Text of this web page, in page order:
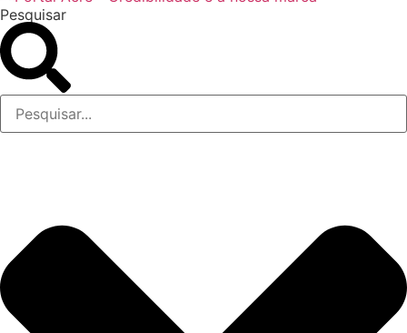
Pesquisar